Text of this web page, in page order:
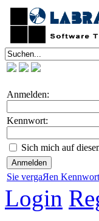
Anmelden:
Kennwort:
Sich mich auf
Sie vergaЯen
Login